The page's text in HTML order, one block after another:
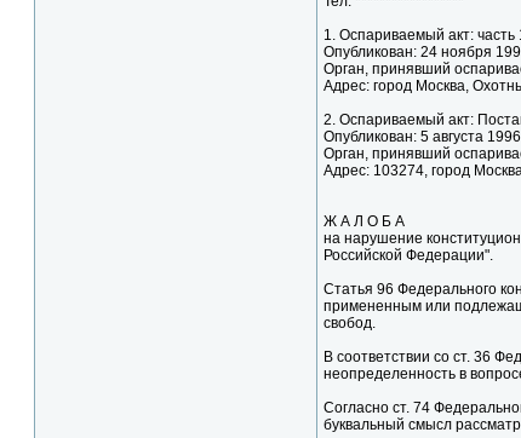
1. Оспариваемый акт:
Опубликован: 24 ноября
Орган, принявший
Адрес: город Москва,
2. Оспариваемый акт:
Опубликован: 5 августа
Орган, принявший
Адрес: 103274, город
Ж А Л О Б А
на нарушение
Российской Федерации".
Статья 96 Федерального
примененным или
свобод.
В соответствии со ст. 36
неопределенность в
Согласно ст. 74
буквальный смысл